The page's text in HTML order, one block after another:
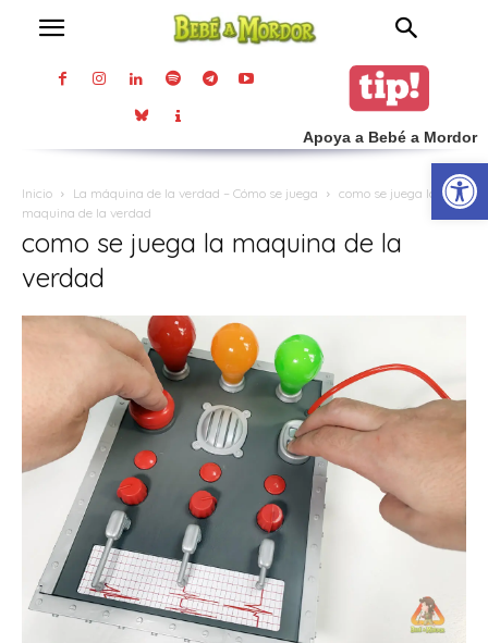
Apoya a Bebé a Mordor
Inicio La máquina de la verdad – Cómo se juega
como se juega la
maquina de la verdad
como se juega la maquina de la
verdad